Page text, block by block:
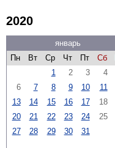
2020
январь
Пн
Вт Ср Чт Пт Сб
1
2 3 4
6
7 8 9 10 11
13
14 15 16 17 18
20
21 22 23 24 25
27
28 29 30 31